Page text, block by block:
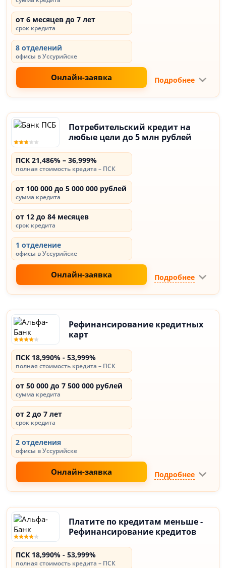
от 6 месяцев до 7 лет
срок кредита
8 отделений
офисы в Уссурийске
Онлайн-заявка Подробнее
Потребительский кредит на
любые цели до 5 млн рублей
ПСК 21,486% – 36,999%
полная стоимость кредита – ПСК
от 100 000 до 5 000 000 рублей
сумма кредита
от 12 до 84 месяцев
срок кредита
1 отделение
офисы в Уссурийске
Онлайн-заявка Подробнее
Рефинансирование кредитных
карт
ПСК 18,990% - 53,999%
полная стоимость кредита – ПСК
от 50 000 до 7 500 000 рублей
сумма кредита
от 2 до 7 лет
срок кредита
2 отделения
офисы в Уссурийске
Онлайн-заявка Подробнее
Платите по кредитам меньше -
Рефинансирование кредитов
ПСК 18,990% - 53,999%
полная стоимость кредита – ПСК